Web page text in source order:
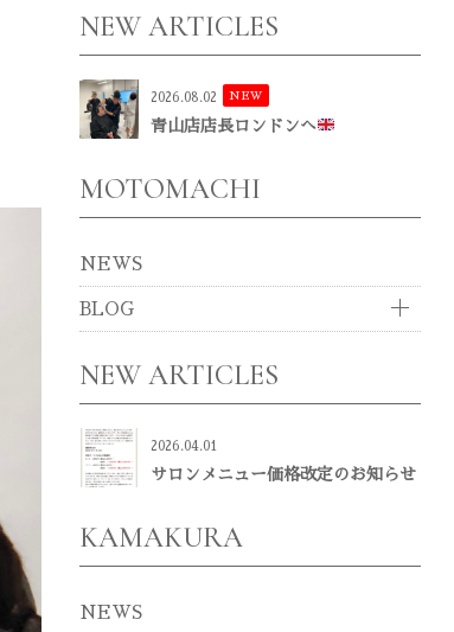
NEW ARTICLES
2026.08.02 NEW
青山店店長ロンドンへ
MOTOMACHI
NEWS
BLOG
NEW ARTICLES
2026.04.01
サロンメニュー価格改定のお知らせ
KAMAKURA
NEWS